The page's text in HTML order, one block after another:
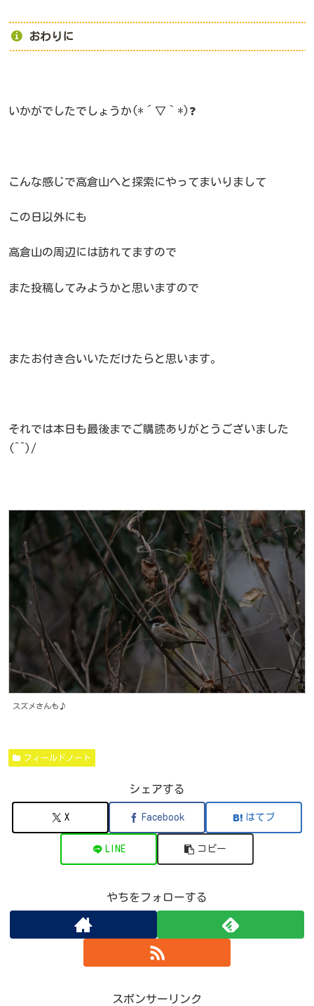
おわりに
いかがでしたでしょうか(*´▽｀*)❓
こんな感じで高倉山へと探索にやってまいりまして
この日以外にも
高倉山の周辺には訪れてますので
また投稿してみようかと思いますので
またお付き合いいただけたらと思います。
それでは本日も最後までご購読ありがとうございました
(^^)/
スズメさんも♪
フィールドノート
シェアする
X Facebook はてブ
LINE コピー
やちをフォローする
スポンサーリンク